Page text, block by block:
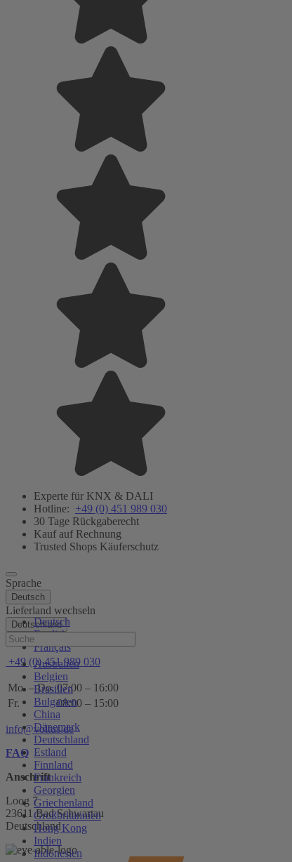
Experte für KNX & DALI
Hotline: +49 (0) 451 989 030
30 Tage Rückgaberecht
Kauf auf Rechnung
Trusted Shops Käuferschutz
Sprache
Deutsch
Deutsch
English
Français
Lieferland wechseln
Deutschland
Australien
Belgien
Brasilien
Bulgarien
China
Dänemark
Deutschland
Estland
Finnland
Frankreich
Georgien
Griechenland
Großbritannien
Hong Kong
Indien
Indonesien
Hilfe
+49 (0) 451 989 030
Mo. – Do. 07:00 – 16:00
Fr.
08:00 – 15:00
info@voltus.de
FAQ
Anschrift
Loog 7
23611 Bad Schwartau
Deutschland